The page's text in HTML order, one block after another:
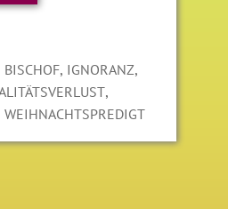
BISCHOF, IGNORANZ,
,
WEIHNACHTSPREDIGT